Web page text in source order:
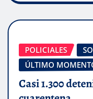
POLICIALES
ÚLTIMO
Casi 1.300